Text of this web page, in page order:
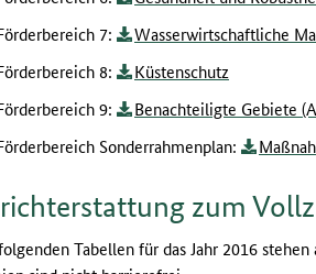
7:
Wasserwirtschaftliche
8:
Küstenschutz
9:
Benachteiligte Gebiete
Sonderrahmenplan:
zum
Tabellen für das Jahr 2016